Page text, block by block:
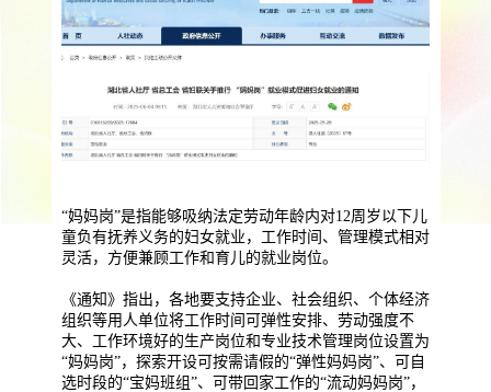
城市优惠券
“妈妈岗”是指能够吸纳法定劳动年龄内对12周岁以下儿
童负有抚养义务的妇女就业，工作时间、管理模式相对
灵活，方便兼顾工作和育儿的就业岗位。
《通知》指出，各地要支持企业、社会组织、个体经济
组织等用人单位将工作时间可弹性安排、劳动强度不
大、工作环境好的生产岗位和专业技术管理岗位设置为
“妈妈岗”，探索开设可按需请假的“弹性妈妈岗”、可自
选时段的“宝妈班组”、可带回家工作的“流动妈妈岗”，